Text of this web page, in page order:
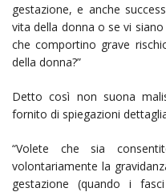
gestazione, e anche
vita della donna o se vi
che comportino grave
della donna?”
Detto così non suona
fornito di spiegazioni
“Volete che sia
volontariamente la
gestazione (quando i